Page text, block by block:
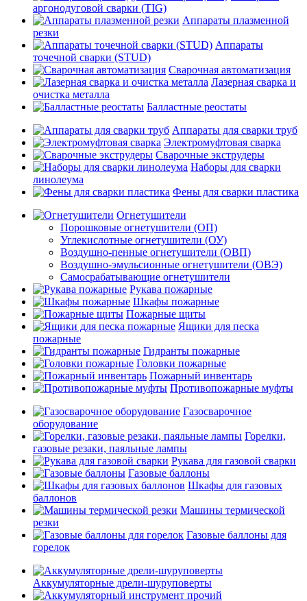
аргонодуговой сварки (TIG)
Аппараты плазменной
резки
Аппараты
точечной сварки (STUD)
Сварочная автоматизация
Лазерная сварка и
очистка металла
Балластные реостаты
Аппараты для сварки труб
Электромуфтовая сварка
Сварочные экструдеры
Наборы для сварки
линолеума
Фены для сварки пластика
Огнетушители
Порошковые огнетушители (ОП)
Углекислотные огнетушители (ОУ)
Воздушно-пенные огнетушители (ОВП)
Воздушно-эмульсионные огнетушители (ОВЭ)
Самосрабатывающие огнетушители
Рукава пожарные
Шкафы пожарные
Пожарные щиты
Ящики для песка
пожарные
Гидранты пожарные
Головки пожарные
Пожарный инвентарь
Противопожарные муфты
Газосварочное
оборудование
Горелки,
газовые резаки, паяльные лампы
Рукава для газовой сварки
Газовые баллоны
Шкафы для газовых
баллонов
Машины термической
резки
Газовые баллоны для
горелок
Аккумуляторные дрели-шуруповерты